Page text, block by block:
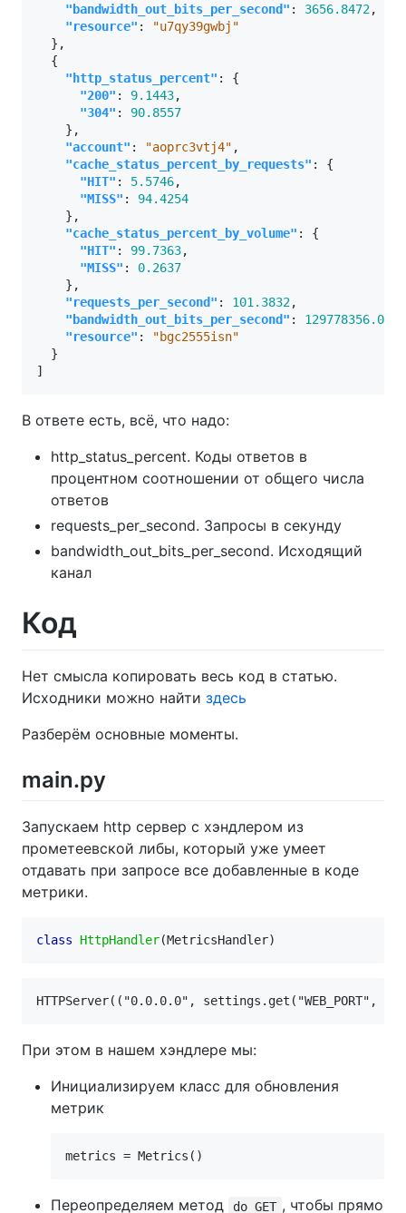
"bandwidth_out_bits_per_second" : 3656.8472,
"resource" :
"u7qy39gwbj"
},
{
"http_status_percent" :
{
"200" : 9.1443,
"304" :
90.8557
},
"account" : "aoprc3vtj4" ,
"cache_status_percent_by_requests" :
{
"HIT" : 5.5746,
"MISS" :
94.4254
},
"cache_status_percent_by_volume" :
{
"HIT" : 99.7363,
"MISS" :
0.2637
},
"requests_per_second" : 101.3832,
"bandwidth_out_bits_per_second" : 129778356.037
"resource" :
"bgc2555isn"
}
]
В ответе есть, всё, что надо:
http_status_percent. Коды ответов в
процентном соотношении от общего числа
ответов
requests_per_second. Запросы в секунду
bandwidth_out_bits_per_second. Исходящий
канал
Код
Нет смысла копировать весь код в статью.
Исходники можно найти здесь
Разберём основные моменты.
main.py
Запускаем http сервер с хэндлером из
прометеевской либы, который уже умеет
отдавать при запросе все добавленные в коде
метрики.
class HttpHandler(MetricsHandler)
При этом в нашем хэндлере мы:
Инициализируем класс для обновления
метрик
Переопределяем метод do_GET , чтобы прямо